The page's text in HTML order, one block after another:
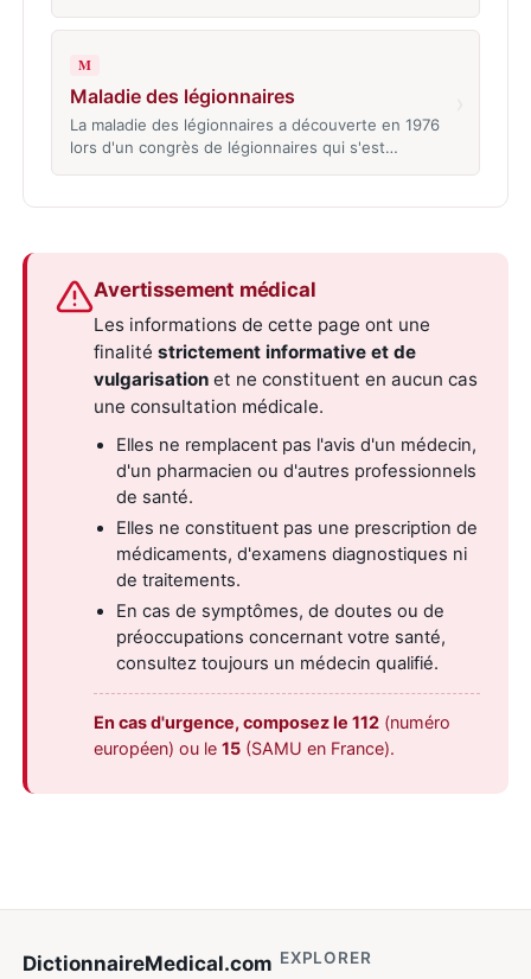
M
Maladie des légionnaires
La maladie des légionnaires a découverte en 1976
lors d'un congrès de légionnaires qui s'est…
Avertissement médical
Les informations de cette page ont une
finalitéstrictement informative et de
vulgarisation et ne constituent en aucun cas
une consultation médicale.
Elles ne remplacent pas l'avis d'un médecin,
d'un pharmacien ou d'autres professionnels
de santé.
Elles ne constituent pas une prescription de
médicaments, d'examens diagnostiques ni
de traitements.
En cas de symptômes, de doutes ou de
préoccupations concernant votre santé,
consultez toujours un médecin qualifié.
En cas d'urgence, composez le 112 (numéro
européen) ou le15 (SAMU en France).
DictionnaireMedical.com EXPLORER